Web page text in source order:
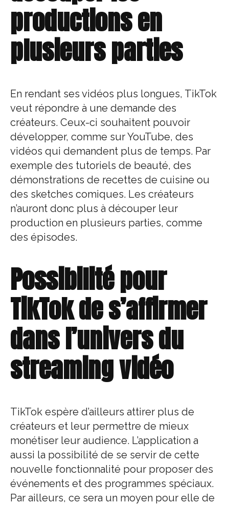
productions en
plusieurs parties
En rendant ses vidéos plus longues, TikTok
veut répondre à une demande des
créateurs. Ceux-ci souhaitent pouvoir
développer, comme sur YouTube, des
vidéos qui demandent plus de temps. Par
exemple des tutoriels de beauté, des
démonstrations de recettes de cuisine ou
des sketches comiques. Les créateurs
n’auront donc plus à découper leur
production en plusieurs parties, comme
des épisodes.
Possibilité pour
TikTok de s’affirmer
dans l’univers du
streaming vidéo
TikTok espère d’ailleurs attirer plus de
créateurs et leur permettre de mieux
monétiser leur audience. L’application a
aussi la possibilité de se servir de cette
nouvelle fonctionnalité pour proposer des
événements et des programmes spéciaux.
Par ailleurs, ce sera un moyen pour elle de